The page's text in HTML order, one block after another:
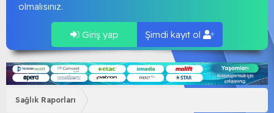
olmalısınız.
Giriş yap Şimdi kayıt ol
Sağlık Raporları